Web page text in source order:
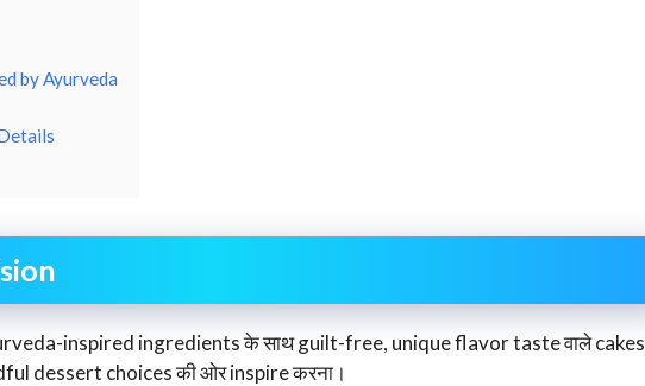
by Ayurveda
inspired ingredients के साथ guilt-free, unique flavor taste वाले cakes
dessert choices की ओर inspire करना।